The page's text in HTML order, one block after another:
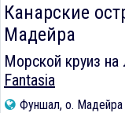
Канарские
Мадейра
Морской круиз на
Fantasia
Фуншал, о. Мадейра